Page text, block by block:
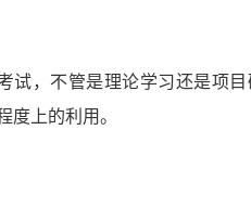
试，不管是理论学习还是项目
上的利用。